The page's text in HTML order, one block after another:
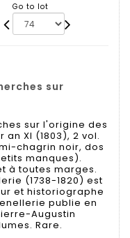
Go to lot
sur
sur l'origine des
XI (1803), 2 vol.
chagrin noir, dos
manques).
à toutes marges.
(1738-1820) est
et historiographe
publie en
Augustin
Rare.